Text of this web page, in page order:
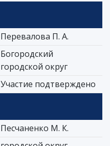
Перевалова П. А.
Богородский
городской округ
Участие подтверждено
Песчаненко М. К.